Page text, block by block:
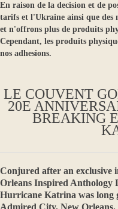
En raison de la decision et de
tarifs et l'Ukraine ainsi que des
et n'offrons plus de produits
Cependant, les produits
nos adhesions.
LE COUVENT
20E
BREAKING
Conjured after an
Orleans Inspired Anthology
Hurricane Katrina was long